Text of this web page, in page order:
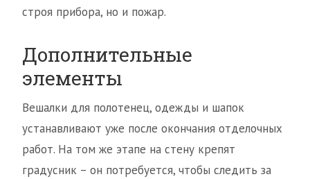
строя прибора, но и пожар.
Дополнительные
элементы
Вешалки для полотенец, одежды и шапок
устанавливают уже после окончания отделочных
работ. На том же этапе на стену крепят
градусник – он потребуется, чтобы следить за